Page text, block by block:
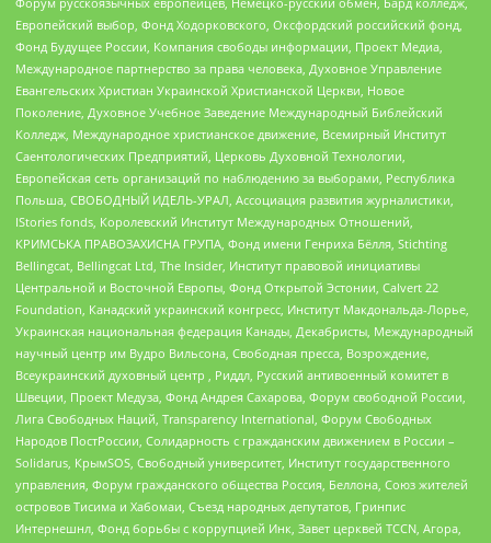
Европейский выбор, Фонд Ходорковского, Оксфордский российский фонд,
Фонд Будущее России, Компания свободы информации, Проект Медиа,
Международное партнерство за права человека, Духовное Управление
Евангельских Христиан Украинской Христианской Церкви, Новое
Поколение, Духовное Учебное Заведение Международный Библейский
Колледж, Международное христианское движение, Всемирный Институт
Саентологических Предприятий, Церковь Духовной Технологии,
Европейская сеть организаций по наблюдению за выборами, Республика
Польша, СВОБОДНЫЙ ИДЕЛЬ-УРАЛ, Ассоциация развития журналистики,
IStories fonds, Королевский Институт Международных Отношений,
КРИМСЬКА ПРАВОЗАХИСНА ГРУПА, Фонд имени Генриха Бёлля, Stichting
Bellingcat, Bellingcat Ltd, The Insider, Институт правовой инициативы
Центральной и Восточной Европы, Фонд Открытой Эстонии, Calvert 22
Foundation, Канадский украинский конгресс, Институт Макдональда-Лорье,
Украинская национальная федерация Канады, Декабристы, Международный
научный центр им Вудро Вильсона, Свободная пресса, Возрождение,
Всеукраинский духовный центр , Риддл, Русский антивоенный комитет в
Швеции, Проект Медуза, Фонд Андрея Сахарова, Форум свободной России,
Лига Свободных Наций, Transparеncy International, Форум Свободных
Народов ПостРоссии, Солидарность с гражданским движением в России –
Solidarus, КрымSOS, Свободный университет, Институт государственного
управления, Форум гражданского общества Россия, Беллона, Союз жителей
островов Тисима и Хабомаи, Съезд народных депутатов, Гринпис
Интернешнл, Фонд борьбы с коррупцией Инк, Завет церквей TCCN, Агора,